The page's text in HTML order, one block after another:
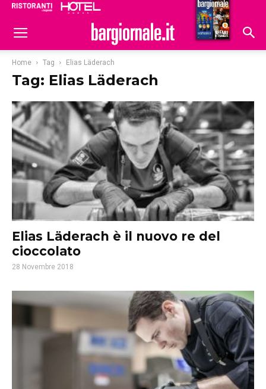
Hoteldomani
Home Tag Elias Läderach
Tag: Elias Läderach
Elias Läderach è il nuovo re del
cioccolato
28 Novembre 2018